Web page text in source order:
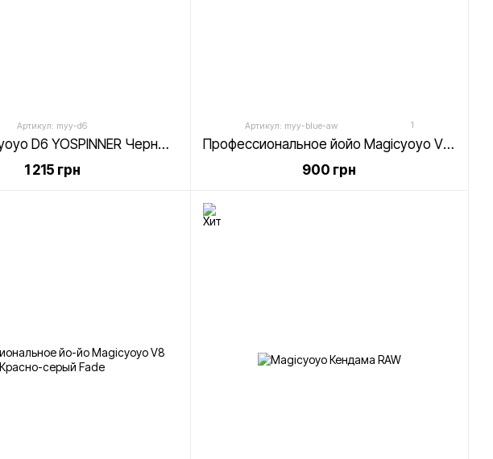
Артикул: myy-d6
Йойо Magicyoyo D6 YOSPINNER Черный (синий caps)
1 215 грн
Артикул: myy-blue-aw 1
Профессиональное йойо Magicyoyo V10 Синий Acid Wash
900 грн